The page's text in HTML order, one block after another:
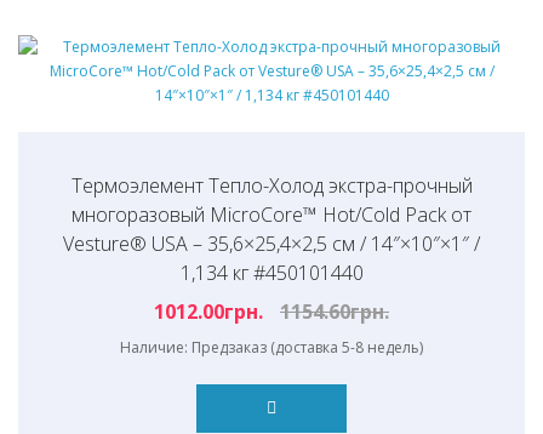
Термоэлемент Тепло-Холод экстра-прочный
многоразовый MicroCore™ Hot/Cold Pack от
Vesture® USA – 35,6×25,4×2,5 см / 14″×10″×1″ /
1,134 кг #450101440
1012.00грн.
1154.60грн.
Наличие: Предзаказ (доставка 5-8 недель)